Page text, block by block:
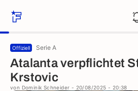
Offiziell Serie A
Atalanta verpflichtet
Krstovic
von Dominik Schneider - 20/08/2025 - 20:38